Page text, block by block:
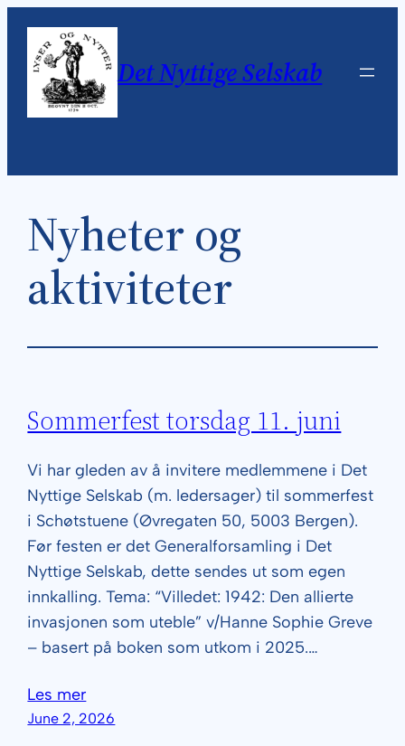
content
Det Nyttige Selskab
Nyheter og
aktiviteter
Sommerfest torsdag 11. juni
Vi har gleden av å invitere medlemmene i Det
Nyttige Selskab (m. ledersager) til sommerfest
i Schøtstuene (Øvregaten 50, 5003 Bergen).
Før festen er det Generalforsamling i Det
Nyttige Selskab, dette sendes ut som egen
innkalling. Tema: “Villedet: 1942: Den allierte
invasjonen som uteble” v/Hanne Sophie Greve
– basert på boken som utkom i 2025.…
Les mer
June 2, 2026